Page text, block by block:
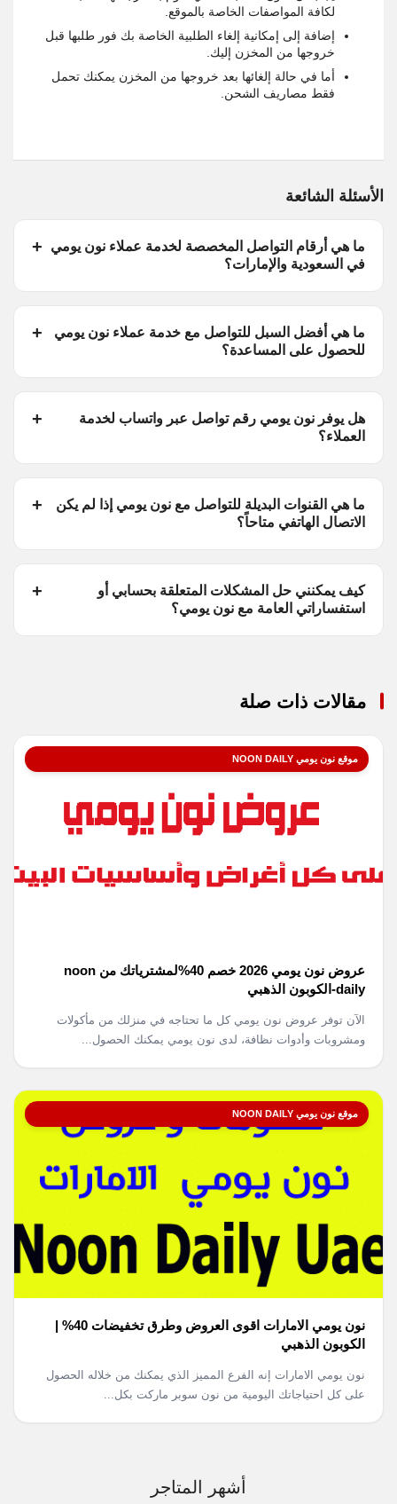
لكافة المواصفات الخاصة بالموقع.
إضافة إلى إمكانية إلغاء الطلبية الخاصة بك فور طلبها قبل
خروجها من المخزن إليك.
أما في حالة إلغائها بعد خروجها من المخزن يمكنك تحمل
فقط مصاريف الشحن.
الأسئلة الشائعة
ما هي أرقام التواصل المخصصة لخدمة عملاء نون يومي
في السعودية والإمارات؟
ما هي أفضل السبل للتواصل مع خدمة عملاء نون يومي
للحصول على المساعدة؟
هل يوفر نون يومي رقم تواصل عبر واتساب لخدمة
العملاء؟
ما هي القنوات البديلة للتواصل مع نون يومي إذا لم يكن
الاتصال الهاتفي متاحاً؟
كيف يمكنني حل المشكلات المتعلقة بحسابي أو
استفساراتي العامة مع نون يومي؟
مقالات ذات صلة
موقع نون يومي NOON DAILY
عروض نون يومي 2026 خصم 40%لمشترياتك من noon
daily-الكوبون الذهبي
الآن توفر عروض نون يومي كل ما تحتاجه في منزلك من مأكولات
ومشروبات وأدوات نظافة، لدى نون يومي يمكنك الحصول...
موقع نون يومي NOON DAILY
نون يومي الامارات اقوى العروض وطرق تخفيضات 40% |
الكوبون الذهبي
نون يومي الامارات إنه الفرع المميز الذي يمكنك من خلاله الحصول
على كل احتياجاتك اليومية من نون سوبر ماركت بكل...
أشهر المتاجر